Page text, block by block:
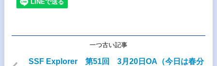
一つ古い記事
SSF Explorer 第51回 3月20日OA（今日は春分